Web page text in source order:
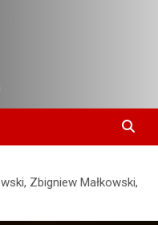
Zbigniew Małkowski,